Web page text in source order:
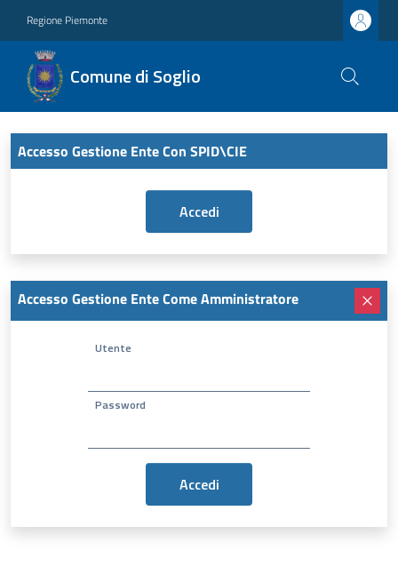
Regione Piemonte
Comune di Soglio
Accesso Gestione Ente Con SPID\CIE
Accesso Gestione Ente Come Amministratore
Utente
Password